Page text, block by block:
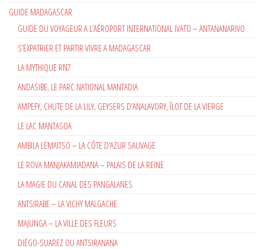
GUIDE MADAGASCAR
GUIDE DU VOYAGEUR A L’AÉROPORT INTERNATIONAL IVATO – ANTANANARIVO
S’EXPATRIER ET PARTIR VIVRE A MADAGASCAR
LA MYTHIQUE RN7
ANDASIBE, LE PARC NATIONAL MANTADIA
AMPEFY, CHUTE DE LA LILY, GEYSERS D’ANALAVORY, ÎLOT DE LA VIERGE
LE LAC MANTASOA
AMBILA LEMAITSO – LA CÔTE D’AZUR SAUVAGE
LE ROVA MANJAKAMIADANA – PALAIS DE LA REINE
LA MAGIE DU CANAL DES PANGALANES
ANTSIRABE – LA VICHY MALGACHE
MAJUNGA – LA VILLE DES FLEURS
DIÉGO-SUAREZ OU ANTSIRANANA